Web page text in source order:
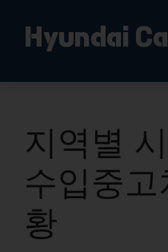
contentHyundai
지역별
수입중
황